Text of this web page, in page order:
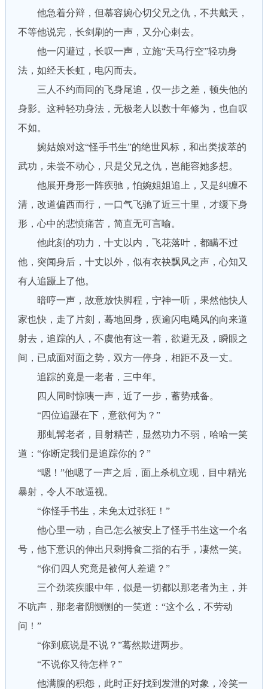
他急着分辩，但慕容婉心切父兄之仇，不共戴天，
不等他说完，长剑刷的一声，又分心刺去。
他一闪避过，长叹一声，立施“天马行空”轻功身
法，如经天长虹，电闪而去。
三人不约而同的飞身尾追，仅一步之差，顿失他的
身影。这种轻功身法，无极老人以数十年修为，也自叹
不如。
婉姑娘对这“怪手书生”的绝世风标，和出类拔萃的
武功，未尝不动心，只是父兄之仇，岂能容她多想。
他展开身形一阵疾驰，怕婉姐姐追上，又是纠缠不
清，改道偏西而行，一口气飞驰了近三十里，才缓下身
形，心中的悲愤痛苦，简直无可言喻。
他此刻的功力，十丈以内，飞花落叶，都瞒不过
他，突闻身后，十丈以外，似有衣袂飘风之声，心知又
有人追蹑上了他。
暗哼一声，故意放快脚程，宁神一听，果然他快人
家也快，走了片刻，蓦地回身，疾逾闪电飚风的向来道
射去，追踪的人，不虞他有这一着，欲避无及，瞬眼之
间，已成面对面之势，双方一停身，相距不及一丈。
追踪的竟是一老者，三中年。
四人同时惊咦一声，近了一步，蓄势戒备。
“四位追蹑在下，意欲何为？”
那虬髯老者，目射精芒，显然功力不弱，哈哈一笑
道：“你断定我们是追踪你的？”
“嗯！”他嗯了一声之后，面上杀机立现，目中精光
暴射，令人不敢逼视。
“你怪手书生，未免太过张狂！”
他心里一动，自己怎么被安上了怪手书生这一个名
号，他下意识的伸出只剩拇食二指的右手，凄然一笑。
“你们四人究竟是被何人差遣？”
三个劲装疾眼中年，似是一切都以那老者为主，并
不吭声，那老者阴恻恻的一笑道：“这个么，不劳动
问！”
“你到底说是不说？”蓦然欺进两步。
“不说你又待怎样？”
他满腹的积怨，此时正好找到发泄的对象，冷笑一